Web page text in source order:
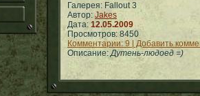
Галерея: Fallout 3
Автор: Jakes
Дата: 12.05.2009
Просмотров: 8450
Комментарии: 9 | Добавить
Описание:Дутень-людоед =)